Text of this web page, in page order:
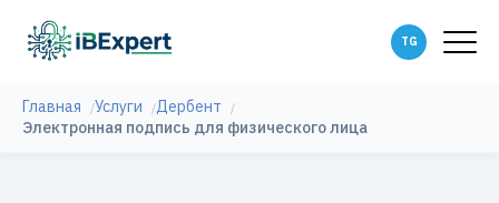
Главная Услуги
Дербент
Электронная подпись для физического лица